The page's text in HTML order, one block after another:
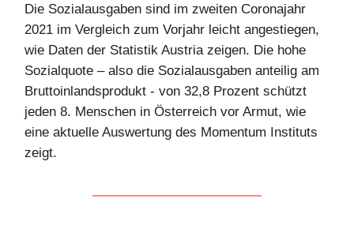
Die Sozialausgaben sind im zweiten Coronajahr
2021 im Vergleich zum Vorjahr leicht angestiegen,
wie Daten der Statistik Austria zeigen. Die hohe
Sozialquote – also die Sozialausgaben anteilig am
Bruttoinlandsprodukt - von 32,8 Prozent schützt
jeden 8. Menschen in Österreich vor Armut, wie
eine aktuelle Auswertung des Momentum Instituts
zeigt.